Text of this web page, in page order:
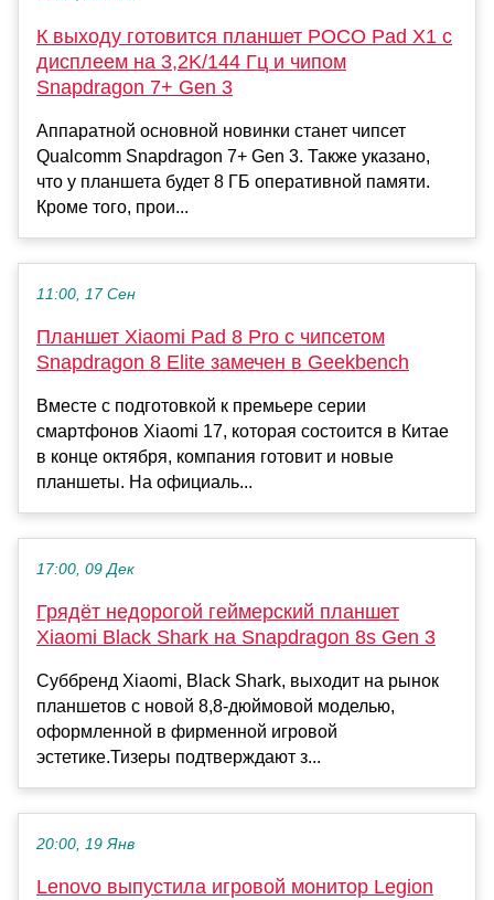
К выходу готовится планшет POCO Pad X1 с
дисплеем на 3,2K/144 Гц и чипом
Snapdragon 7+ Gen 3
Аппаратной основной новинки станет чипсет
Qualcomm Snapdragon 7+ Gen 3. Также указано,
что у планшета будет 8 ГБ оперативной памяти.
Кроме того, прои...
11:00, 17 Сен
Планшет Xiaomi Pad 8 Pro с чипсетом
Snapdragon 8 Elite замечен в Geekbench
Вместе с подготовкой к премьере серии
смартфонов Xiaomi 17, которая состоится в Китае
в конце октября, компания готовит и новые
планшеты. На официаль...
17:00, 09 Дек
Грядёт недорогой геймерский планшет
Xiaomi Black Shark на Snapdragon 8s Gen 3
Суббренд Xiaomi, Black Shark, выходит на рынок
планшетов с новой 8,8-дюймовой моделью,
оформленной в фирменной игровой
эстетике.Тизеры подтверждают з...
20:00, 19 Янв
Lenovo выпустила игровой монитор Legion